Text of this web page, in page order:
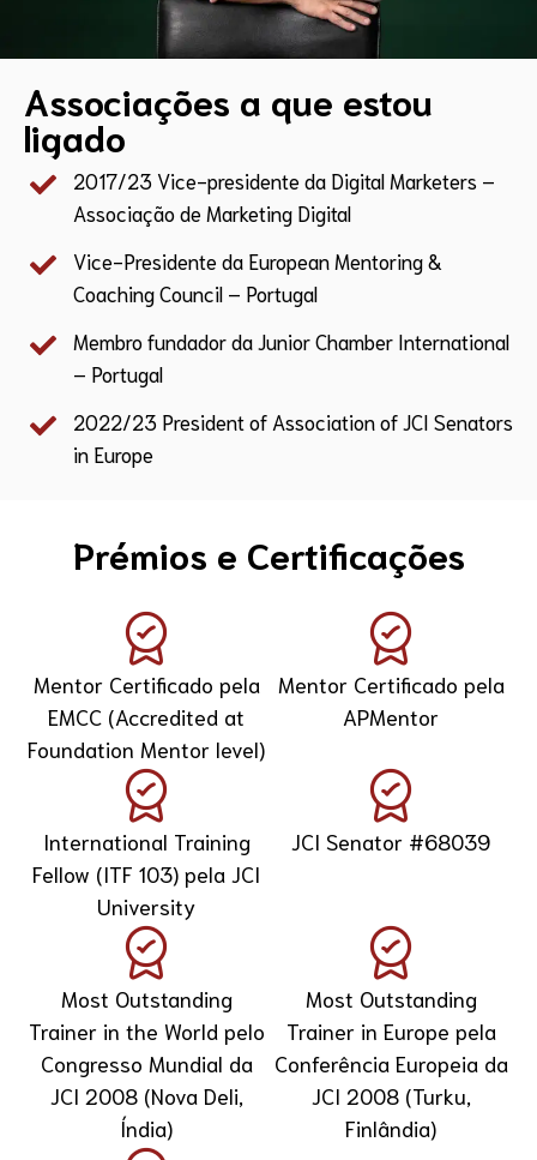
Associações a que estou
ligado
2017/23 Vice-presidente da Digital Marketers –
Associação de Marketing Digital
Vice-Presidente da European Mentoring &
Coaching Council – Portugal
Membro fundador da Junior Chamber International
– Portugal
2022/23 President of Association of JCI Senators
in Europe
Prémios e Certificações
Mentor Certificado pela
EMCC (Accredited at
Foundation Mentor level)
Mentor Certificado pela
APMentor
International Training
Fellow (ITF 103) pela JCI
University
JCI Senator #68039
Most Outstanding
Trainer in the World pelo
Congresso Mundial da
JCI 2008 (Nova Deli,
Índia)
Most Outstanding
Trainer in Europe pela
Conferência Europeia da
JCI 2008 (Turku,
Finlândia)